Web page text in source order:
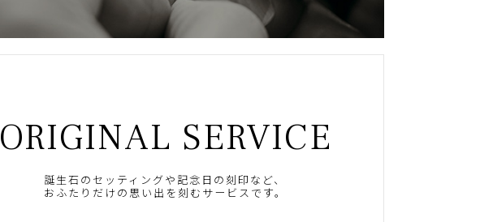
ORIGINAL SERVICE
誕生石のセッティングや記念日の刻印など、
おふたりだけの思い出を刻むサービスです。